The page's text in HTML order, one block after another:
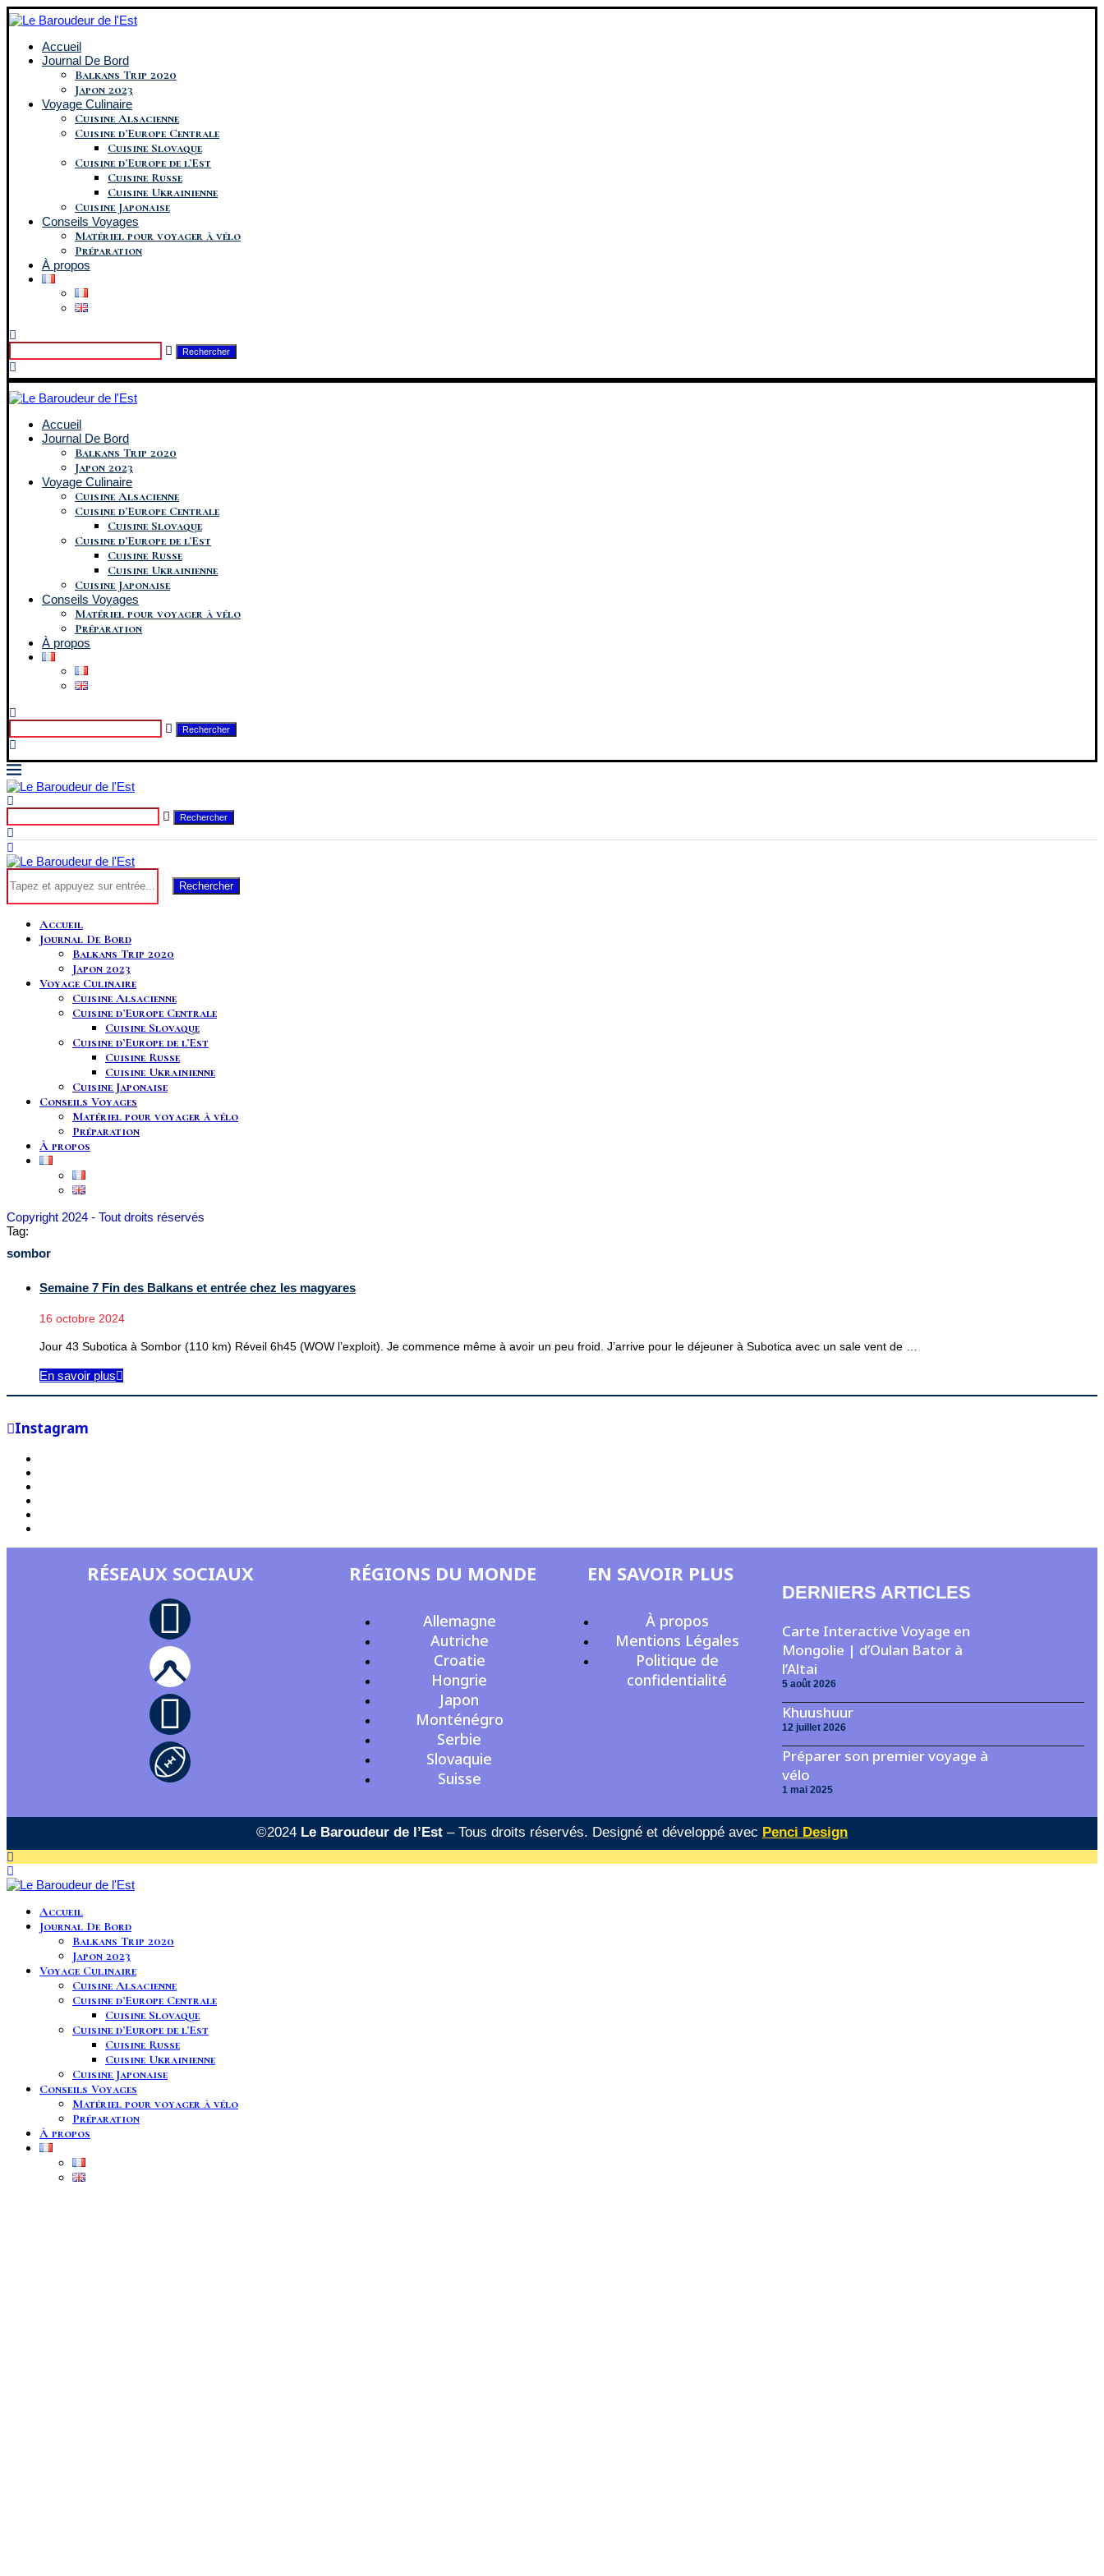
Accueil
Journal De Bord
Balkans Trip 2020
Japon 2023
Voyage Culinaire
Cuisine Alsacienne
Cuisine d’Europe Centrale
Cuisine Slovaque
Cuisine d’Europe de l’Est
Cuisine Russe
Cuisine Ukrainienne
Cuisine Japonaise
Conseils Voyages
Matériel pour voyager à vélo
Préparation
À propos
Rechercher
Accueil
Journal De Bord
Balkans Trip 2020
Japon 2023
Voyage Culinaire
Cuisine Alsacienne
Cuisine d’Europe Centrale
Cuisine Slovaque
Cuisine d’Europe de l’Est
Cuisine Russe
Cuisine Ukrainienne
Cuisine Japonaise
Conseils Voyages
Matériel pour voyager à vélo
Préparation
À propos
Rechercher
Rechercher
Rechercher
Accueil
Journal De Bord
Balkans Trip 2020
Japon 2023
Voyage Culinaire
Cuisine Alsacienne
Cuisine d’Europe Centrale
Cuisine Slovaque
Cuisine d’Europe de l’Est
Cuisine Russe
Cuisine Ukrainienne
Cuisine Japonaise
Conseils Voyages
Matériel pour voyager à vélo
Préparation
À propos
Copyright 2024 - Tout droits réservés
Tag:
sombor
Semaine 7 Fin des Balkans et entrée chez les magyares
16 octobre 2024
Jour 43 Subotica à Sombor (110 km) Réveil 6h45 (WOW l’exploit). Je commence même à avoir un peu froid. J’arrive pour le déjeuner à Subotica avec un sale vent de …
En savoir plus
Instagram
RÉSEAUX SOCIAUX RÉGIONS DU MONDE
Allemagne
Autriche
Croatie
Hongrie
Japon
Monténégro
Serbie
Slovaquie
Suisse
EN SAVOIR PLUS
À propos
Mentions Légales
Politique de
confidentialité
DERNIERS ARTICLES
Carte Interactive Voyage en
Mongolie | d’Oulan Bator à
l’Altai
5 août 2026
Khuushuur
12 juillet 2026
Préparer son premier voyage à
vélo
1 mai 2025
©2024 Le Baroudeur de l’Est – Tous droits réservés. Designé et développé avec Penci Design
Accueil
Journal De Bord
Balkans Trip 2020
Japon 2023
Voyage Culinaire
Cuisine Alsacienne
Cuisine d’Europe Centrale
Cuisine Slovaque
Cuisine d’Europe de l’Est
Cuisine Russe
Cuisine Ukrainienne
Cuisine Japonaise
Conseils Voyages
Matériel pour voyager à vélo
Préparation
À propos